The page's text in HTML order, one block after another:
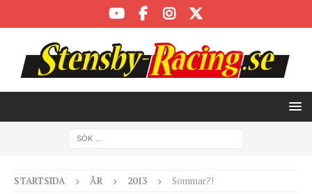
STARTSIDA ÅR 2013 Sommar?!